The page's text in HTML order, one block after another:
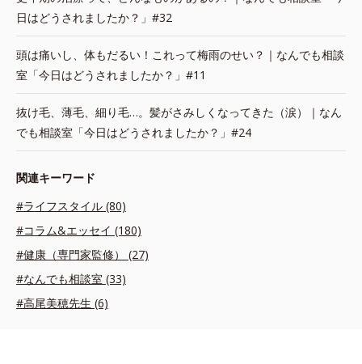
日はどうされましたか？」#32
頭は痛いし、体もだるい！これって梅雨のせい？｜なんでも相談
室「今日はどうされましたか？」#11
抜け毛、薄毛、細り毛…。髪がさみしくなってきた（涙）｜なん
でも相談室「今日はどうされましたか？」#24
関連キーワード
#ライフスタイル (80)
#コラム&エッセイ (180)
#健康（専門家監修） (27)
#なんでも相談室 (33)
#高尾美穂先生 (6)